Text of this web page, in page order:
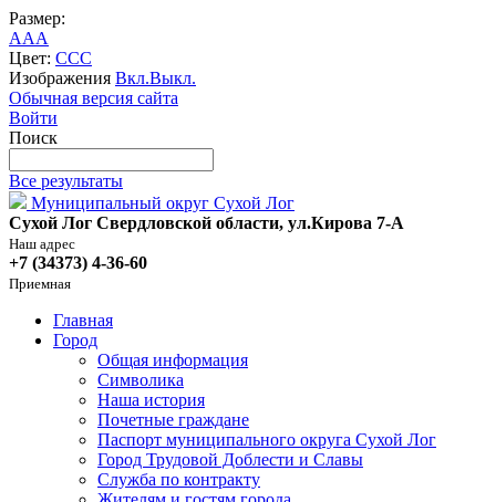
Размер:
AAA
Цвет: CCC
Изображения Вкл.Выкл.
Обычная версия сайта
Войти
Поиск
Все результаты
Муниципальный округ Сухой Лог
Сухой Лог Свердловской области, ул.Кирова 7-А
Наш адрес
+7 (34373) 4-36-60
Приемная
Главная
Город
Общая информация
Символика
Наша история
Почетные граждане
Паспорт муниципального округа Сухой Лог
Город Трудовой Доблести и Славы
Служба по контракту